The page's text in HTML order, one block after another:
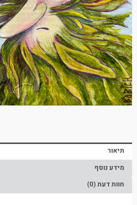
תיאור
מידע נוסף
חוות דעת (0)